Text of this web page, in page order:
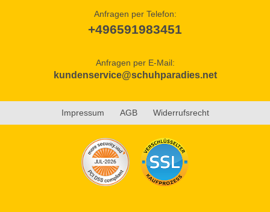
Anfragen per Telefon:
+496591983451
Anfragen per E-Mail:
kundenservice@schuhparadies.net
Impressum AGB Widerrufsrecht